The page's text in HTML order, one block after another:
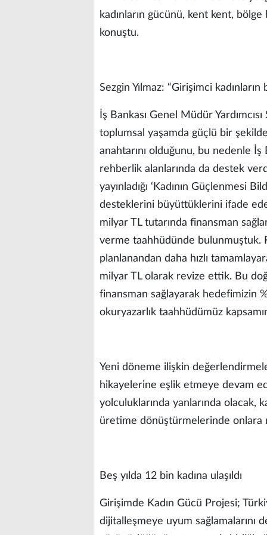
kadınların gücünü, kent kent,
konuştu.
Sezgin Yılmaz: “Girişimci
İş Bankası Genel Müdür Yardımcısı
toplumsal yaşamda güçlü bir
anahtarını olduğunu, bu nedenle İş
rehberlik alanlarında da destek
yayınladığı ‘Kadının Güçlenmesi
desteklerini büyüttüklerini ifade
milyar TL tutarında finansman
verme taahhüdünde bulunmuştuk.
planlanandan daha hızlı
milyar TL olarak revize ettik. Bu
finansman sağlayarak hedefimizin
okuryazarlık taahhüdümüz
Yeni döneme ilişkin
hikayelerine eşlik etmeye devam
yolculuklarında yanlarında olacak,
üretime dönüştürmelerinde onlara
Beş yılda 12 bin kadına ulaşıldı
Girişimde Kadın Gücü Projesi;
dijitalleşmeye uyum sağlamalarını